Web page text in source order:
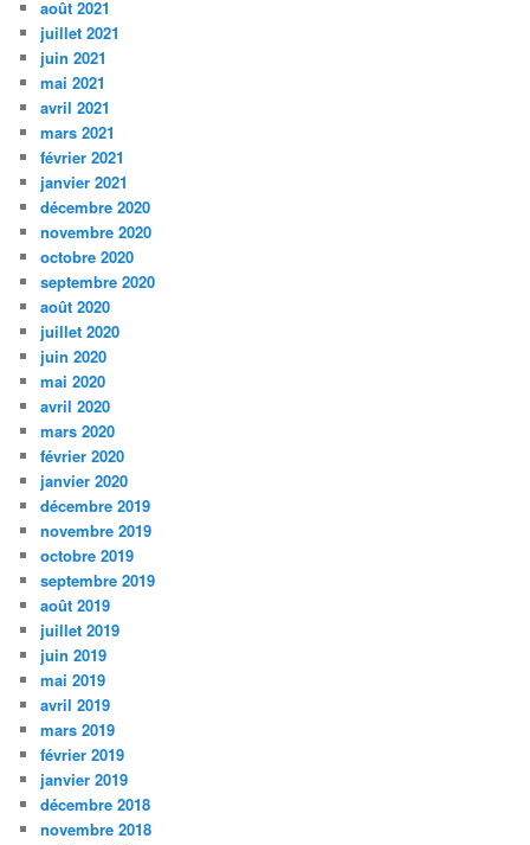
août 2021
juillet 2021
juin 2021
mai 2021
avril 2021
mars 2021
février 2021
janvier 2021
décembre 2020
novembre 2020
octobre 2020
septembre 2020
août 2020
juillet 2020
juin 2020
mai 2020
avril 2020
mars 2020
février 2020
janvier 2020
décembre 2019
novembre 2019
octobre 2019
septembre 2019
août 2019
juillet 2019
juin 2019
mai 2019
avril 2019
mars 2019
février 2019
janvier 2019
décembre 2018
novembre 2018